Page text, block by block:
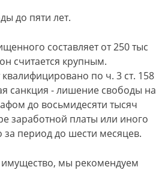
до пяти лет.
составляет от 250 тыс
считается крупным.
по ч. 3 ст. 158
санкция - лишение свободы на
до восьмидесяти тысяч
заработной платы или иного
за период до шести месяцев.
имущество, мы рекомендуем